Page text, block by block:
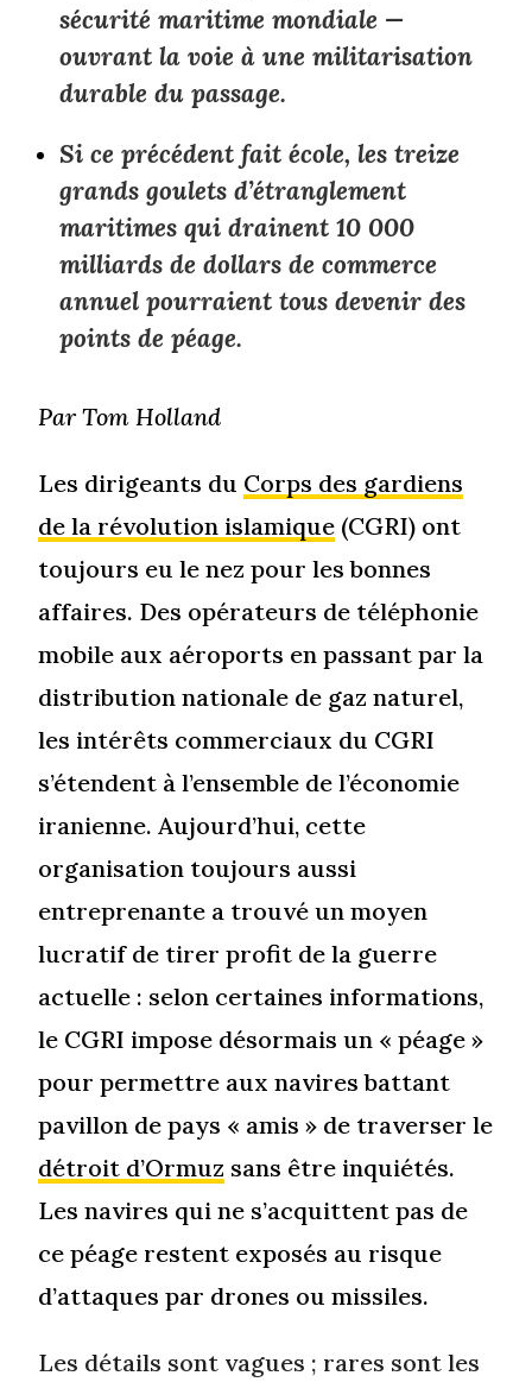
sécurité maritime mondiale —
ouvrant la voie à une militarisation
durable du passage.
Si ce précédent fait école, les treize
grands goulets d’étranglement
maritimes qui drainent 10 000
milliards de dollars de commerce
annuel pourraient tous devenir des
points de péage.
Par Tom Holland
Les dirigeants du Corps des gardiens
de la révolution islamique (CGRI) ont
toujours eu le nez pour les bonnes
affaires. Des opérateurs de téléphonie
mobile aux aéroports en passant par la
distribution nationale de gaz naturel,
les intérêts commerciaux du CGRI
s’étendent à l’ensemble de l’économie
iranienne. Aujourd’hui, cette
organisation toujours aussi
entreprenante a trouvé un moyen
lucratif de tirer profit de la guerre
actuelle : selon certaines informations,
le CGRI impose désormais un « péage »
pour permettre aux navires battant
pavillon de pays « amis » de traverser le
détroit d’Ormuz sans être inquiétés.
Les navires qui ne s’acquittent pas de
ce péage restent exposés au risque
d’attaques par drones ou missiles.
Les détails sont vagues ; rares sont les